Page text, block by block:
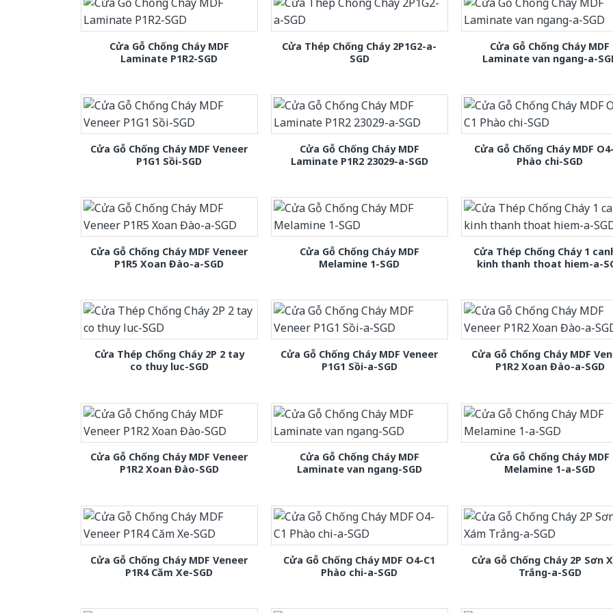
Cửa Gỗ Chống Cháy MDF
Laminate P1R2-SGD
Cửa Thép Chống Cháy 2P1G2-a-
SGD
Cửa Gỗ Chống Cháy MDF
Laminate van ngang-a-
Cửa Gỗ Chống Cháy MDF Veneer
P1G1 Sồi-SGD
Cửa Gỗ Chống Cháy MDF
Laminate P1R2 23029-a-SGD
Cửa Gỗ Chống Cháy MDF
Phào chi-SGD
Cửa Gỗ Chống Cháy MDF Veneer
P1R5 Xoan Đào-a-SGD
Cửa Gỗ Chống Cháy MDF
Melamine 1-SGD
Cửa Thép Chống Cháy 1
kinh thanh thoat hiem-a-
Cửa Thép Chống Cháy 2P 2 tay
co thuy luc-SGD
Cửa Gỗ Chống Cháy MDF Veneer
P1G1 Sồi-a-SGD
Cửa Gỗ Chống Cháy MDF
P1R2 Xoan Đào-a-SGD
Cửa Gỗ Chống Cháy MDF Veneer
P1R2 Xoan Đào-SGD
Cửa Gỗ Chống Cháy MDF
Laminate van ngang-SGD
Cửa Gỗ Chống Cháy MDF
Melamine 1-a-SGD
Cửa Gỗ Chống Cháy MDF Veneer
P1R4 Căm Xe-SGD
Cửa Gỗ Chống Cháy MDF O4-C1
Phào chi-a-SGD
Cửa Gỗ Chống Cháy 2P Sơn
Trắng-a-SGD